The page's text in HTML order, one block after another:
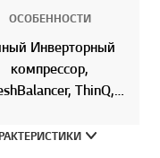
ОСОБЕННОСТИ
Инверторный
компрессор,
ThinQ,